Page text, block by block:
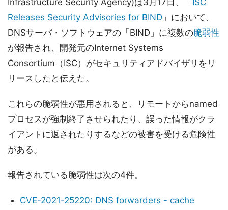
Infrastructure Security Agency)は3月17日、「 ISC
Releases Security Advisories for BIND 」において、
DNSサーバ・ソフトウェアの「BIND」に複数の脆弱性
が報告され、開発元のInternet Systems
Consortium（ISC）がセキュリティアドバイザリをリ
リースしたと伝えた。
これらの脆弱性が悪用されると、リモートからnamed
プロセスが強制終了させられたり、誤った情報がクラ
イアントに返されたりするなどの被害を受ける危険性
がある。
報告されている脆弱性は次の4件。
CVE-2021-25220: DNS forwarders - cache